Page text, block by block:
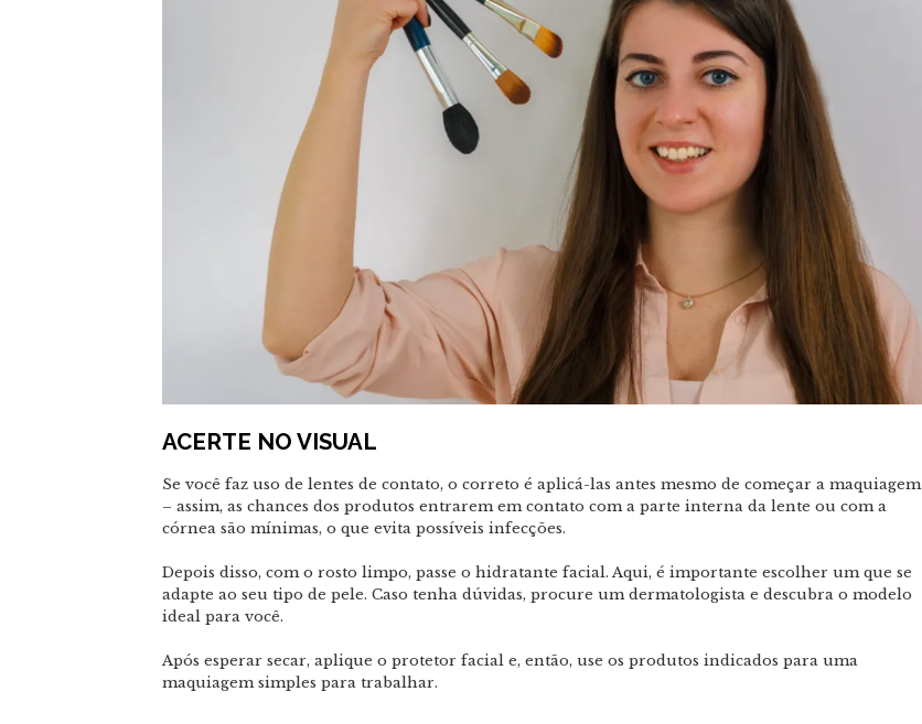
ACERTE NO VISUAL
Se você faz uso de lentes de contato, o correto é aplicá-las antes mesmo de começar a maquiagem
– assim, as chances dos produtos entrarem em contato com a parte interna da lente ou com a
córnea são mínimas, o que evita possíveis infecções.
Depois disso, com o rosto limpo, passe o hidratante facial. Aqui, é importante escolher um que se
adapte ao seu tipo de pele. Caso tenha dúvidas, procure um dermatologista e descubra o modelo
ideal para você.
Após esperar secar, aplique o protetor facial e, então, use os produtos indicados para uma
maquiagem simples para trabalhar.